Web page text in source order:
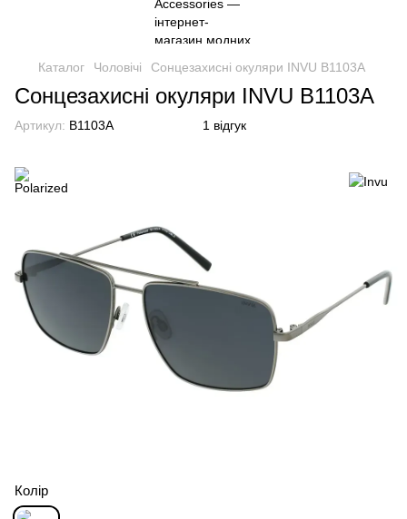
Каталог Чоловічі Сонцезахисні окуляри INVU B1103A
Сонцезахисні окуляри INVU B1103A
Артикул: B1103A 1 відгук
Колір